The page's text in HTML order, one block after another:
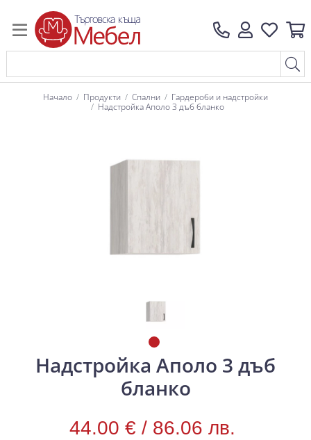
Начало Продукти Спални
Гардероби и надстройки
Надстройка Аполо 3 дъб бланко
Надстройка Аполо 3 дъб
бланко
44.00 € / 86.06 лв.